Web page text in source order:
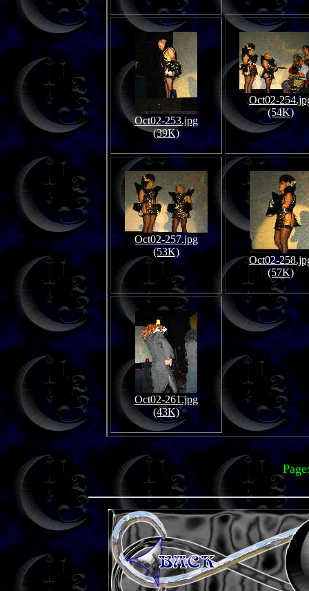
Oct02-253.jpg
(39K)
Oct02-
(54K)
Oct02-257.jpg
(53K)
Oct02-
(57K)
Oct02-261.jpg
(43K)